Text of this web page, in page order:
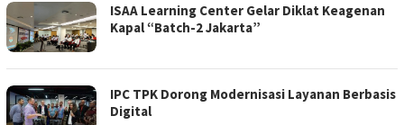
ISAA Learning Center Gelar Diklat Keagenan
Kapal “Batch-2 Jakarta”
IPC TPK Dorong Modernisasi Layanan Berbasis
Digital